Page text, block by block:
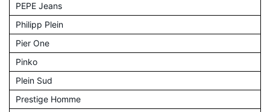
PEPE Jeans
Philipp Plein
Pier One
Pinko
Plein Sud
Prestige Homme